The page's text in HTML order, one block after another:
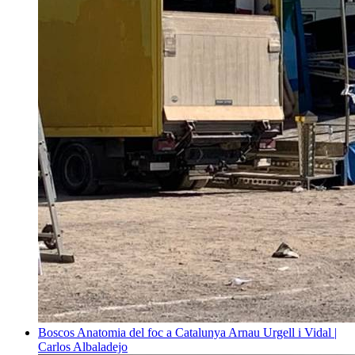
Boscos Anatomia del foc a Catalunya Arnau Urgell i Vidal |
Carlos Albaladejo